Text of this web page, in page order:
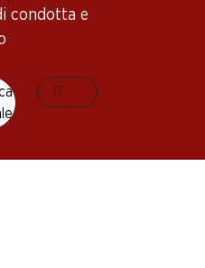
condotta e
Filiali
Ricerca di filiale